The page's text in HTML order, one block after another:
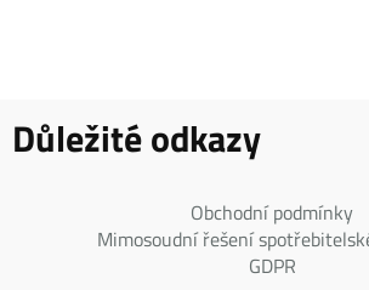
Důležité odkazy
Obchodní podmínky
Mimosoudní řešení
GDPR